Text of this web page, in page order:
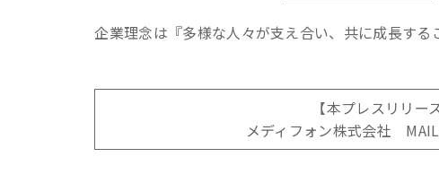
企業理念は『多様な人々が支え合い、共に成長する
【本プレスリリー
メディフォン株式会社